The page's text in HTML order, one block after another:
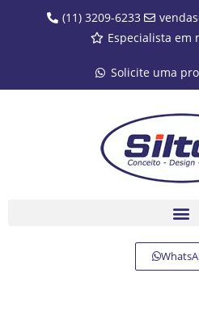
(11) 3209-6233
Especialista em
Solicite uma